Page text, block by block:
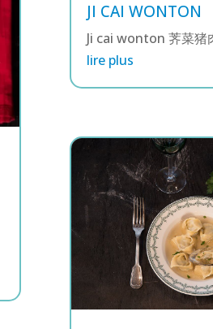
JI CAI WONTON
Ji cai wonton 荠菜猪
lire plus